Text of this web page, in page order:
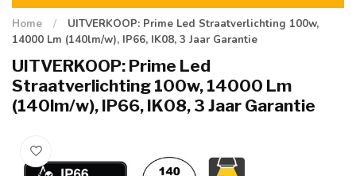
Home /
UITVERKOOP: Prime Led Straatverlichting 100w,
14000 Lm (140lm/w), IP66, IK08, 3 Jaar Garantie
UITVERKOOP: Prime Led
Straatverlichting 100w, 14000 Lm
(140lm/w), IP66, IK08, 3 Jaar Garantie